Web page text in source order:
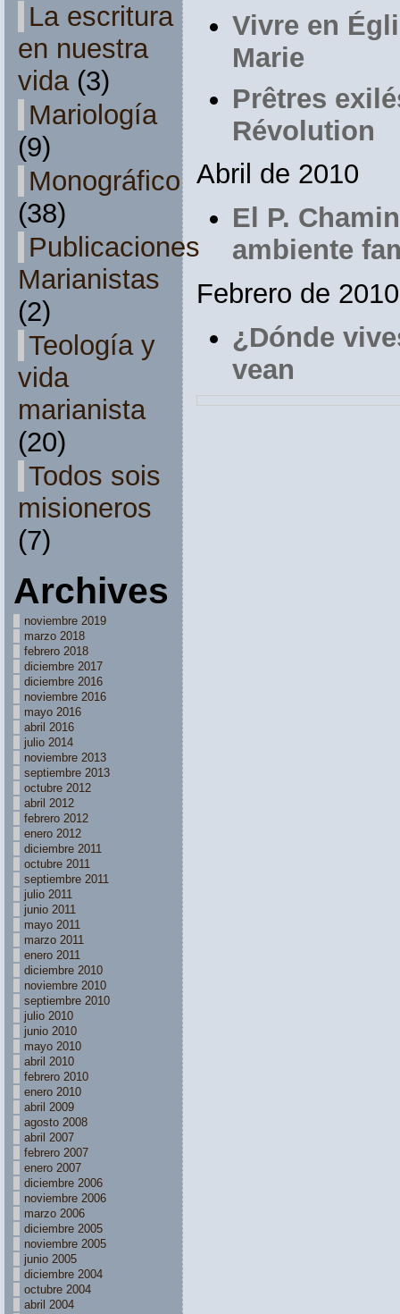
La escritura
en nuestra
vida(3)
Mariología
(9)
Monográfico
(38)
Publicaciones
Marianistas
(2)
Teología y
vida
marianista
(20)
Todos sois
misioneros
(7)
Archives
noviembre 2019
marzo 2018
febrero 2018
diciembre 2017
diciembre 2016
noviembre 2016
mayo 2016
abril 2016
julio 2014
noviembre 2013
septiembre 2013
octubre 2012
abril 2012
febrero 2012
enero 2012
diciembre 2011
octubre 2011
septiembre 2011
julio 2011
junio 2011
mayo 2011
marzo 2011
enero 2011
diciembre 2010
noviembre 2010
septiembre 2010
julio 2010
junio 2010
mayo 2010
abril 2010
febrero 2010
enero 2010
abril 2009
agosto 2008
abril 2007
febrero 2007
enero 2007
diciembre 2006
noviembre 2006
marzo 2006
diciembre 2005
noviembre 2005
junio 2005
diciembre 2004
octubre 2004
abril 2004
Vivre en
Marie
Prêtres
Révolution
Abril de 2010
El P.
ambiente
Febrero de 2010
¿Dónde
vean